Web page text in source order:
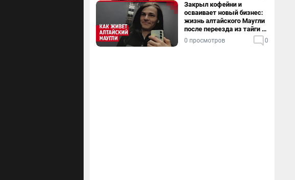
Закрыл кофейни и
осваивает новый бизнес:
жизнь алтайского Маугли
после переезда из тайги в
столицу
0 просмотров 0